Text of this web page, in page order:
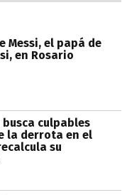
Messi, el papá de
en Rosario
busca culpables
la derrota en el
su